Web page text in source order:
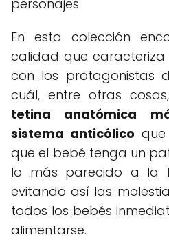
personajes.
En esta colección
calidad que caracteriza
con los protagonistas
cuál, entre otras
tetina anatómica
sistema anticólico
que el bebé tenga un
lo más parecido a la
evitando así las
todos los bebés
alimentarse.